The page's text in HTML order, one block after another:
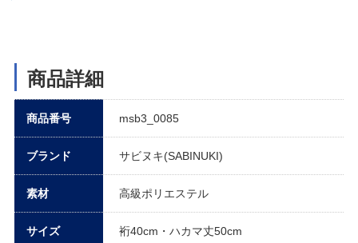
商品詳細
商品番号 msb3_0085
ブランド サビヌキ(SABINUKI)
素材 高級ポリエステル
サイズ 裄40cm・ハカマ丈50cm